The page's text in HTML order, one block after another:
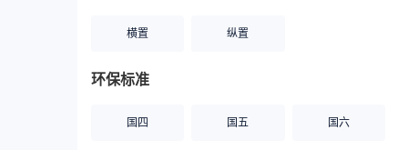
横置 纵置
环保标准
国四 国五 国六